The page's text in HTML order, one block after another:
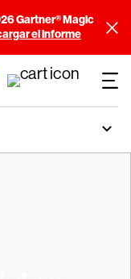
Gartner® Magic
el informe